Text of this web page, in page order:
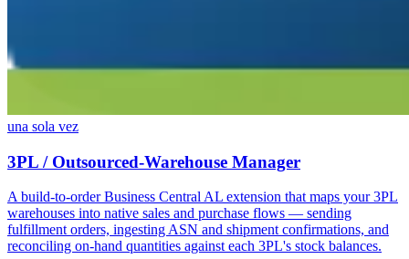
una sola vez
3PL / Outsourced-Warehouse Manager
A build-to-order Business Central AL extension that maps your 3PL
warehouses into native sales and purchase flows — sending
fulfillment orders, ingesting ASN and shipment confirmations, and
reconciling on-hand quantities against each 3PL's stock balances.